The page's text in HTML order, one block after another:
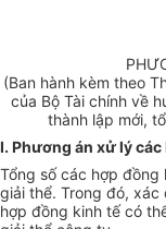
(Ban hành kèm theo
của Bộ Tài chính về
thành lập mới,
I. Phương án xử lý
Tổng số các hợp
giải thể. Trong đó,
hợp đồng kinh tế có